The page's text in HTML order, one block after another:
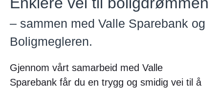
– sammen med Valle Sparebank og
Boligmegleren.
Gjennom vårt samarbeid med Valle
Sparebank får du en trygg og smidig vei til å